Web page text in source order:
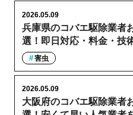
兵庫県のコバエ駆除業者
選！即日対応・料金・技
2026.05.09
害虫
大阪府のコバエ駆除業者
2026.05.09